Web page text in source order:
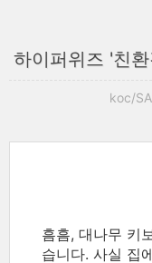
하이퍼위즈 '친
koc/
흠흠, 대나무 키
습니다. 사실 집